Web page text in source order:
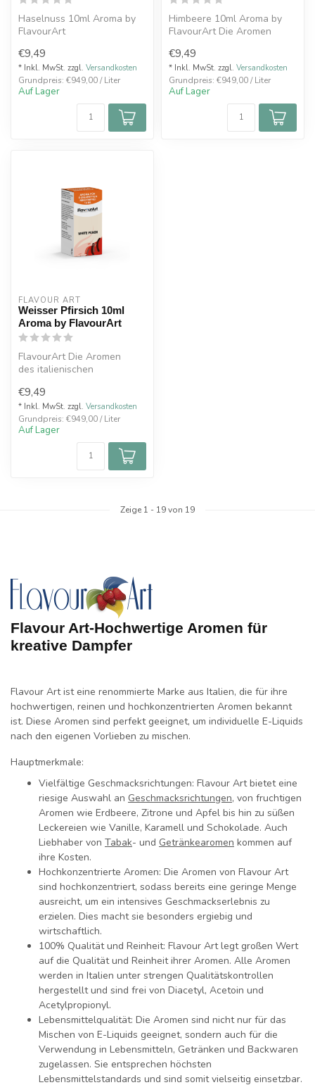
Haselnuss 10ml Aroma by
FlavourArt
€9,49
* Inkl. MwSt. zzgl. Versandkosten
Grundpreis: €949,00 / Liter
Auf Lager
Himbeere 10ml Aroma by
FlavourArt Die Aromen
Premiumhersteller...
€9,49
* Inkl. MwSt. zzgl. Versandkosten
Grundpreis: €949,00 / Liter
Auf Lager
FLAVOUR ART
Weisser Pfirsich 10ml
Aroma by FlavourArt
FlavourArt Die Aromen
des italienischen
Art werden ko...
€9,49
* Inkl. MwSt. zzgl. Versandkosten
Grundpreis: €949,00 / Liter
Auf Lager
Zeige 1 - 19von 19
Flavour Art-Hochwertige Aromen für
kreative Dampfer
Flavour Art ist eine renommierte Marke aus Italien, die für ihre
hochwertigen, reinen und hochkonzentrierten Aromen bekannt
ist. Diese Aromen sind perfekt geeignet, um individuelle E-Liquids
nach den eigenen Vorlieben zu mischen.
Hauptmerkmale:
Vielfältige Geschmacksrichtungen: Flavour Art bietet eine
riesige Auswahl an Geschmacksrichtungen, von fruchtigen
Aromen wie Erdbeere, Zitrone und Apfel bis hin zu süßen
Leckereien wie Vanille, Karamell und Schokolade. Auch
Liebhaber von Tabak- und Getränkearomen kommen auf
ihre Kosten.
Hochkonzentrierte Aromen: Die Aromen von Flavour Art
sind hochkonzentriert, sodass bereits eine geringe Menge
ausreicht, um ein intensives Geschmackserlebnis zu
erzielen. Dies macht sie besonders ergiebig und
wirtschaftlich.
100% Qualität und Reinheit: Flavour Art legt großen Wert
auf die Qualität und Reinheit ihrer Aromen. Alle Aromen
werden in Italien unter strengen Qualitätskontrollen
hergestellt und sind frei von Diacetyl, Acetoin und
Acetylpropionyl.
Lebensmittelqualität: Die Aromen sind nicht nur für das
Mischen von E-Liquids geeignet, sondern auch für die
Verwendung in Lebensmitteln, Getränken und Backwaren
zugelassen. Sie entsprechen höchsten
Lebensmittelstandards und sind somit vielseitig einsetzbar.